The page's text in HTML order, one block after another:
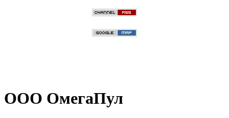
ООО ОмегаПул